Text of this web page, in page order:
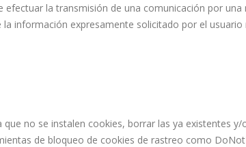
la transmisión de una comunicación por una
información expresamente solicitado por el usuario
no se instalen cookies, borrar las ya existentes y/
de bloqueo de cookies de rastreo como